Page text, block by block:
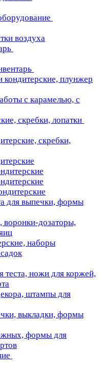
воздуха
кондитерские, плунжер
с карамелью, с
скребки, лопатки
скребки,
для выпечки, формы
дозаторы,
наборы
теста, ножи для коржей,
штампы для
выкладки, формы
формы для